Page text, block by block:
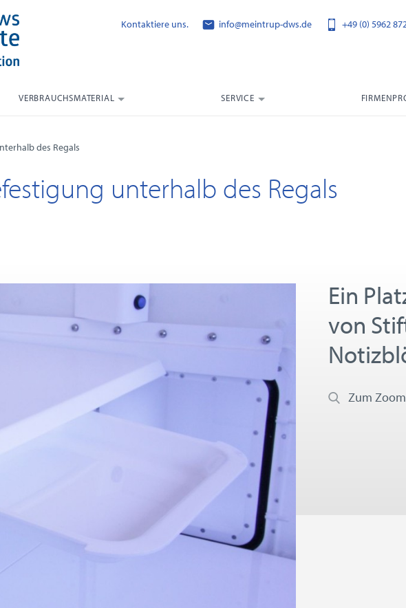
Kontaktiere uns. info@meintrup-dws.de +49 (0) 5962
VERBRAUCHSMATERIAL SERVICE
des Regals
unterhalb des Regals
Ein
von
Zum